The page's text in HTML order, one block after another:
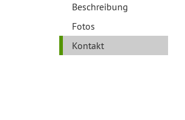
Beschreibung
Fotos
Kontakt